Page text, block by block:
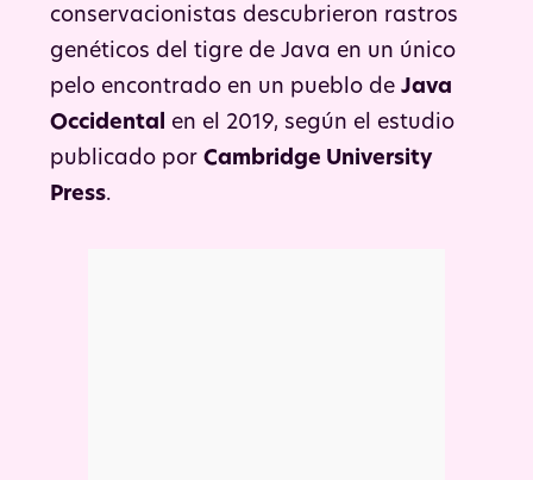
conservacionistas descubrieron rastros
genéticos del tigre de Java en un único
pelo encontrado en un pueblo de Java
Occidental
en el 2019, según el estudio
publicado por Cambridge University
Press.